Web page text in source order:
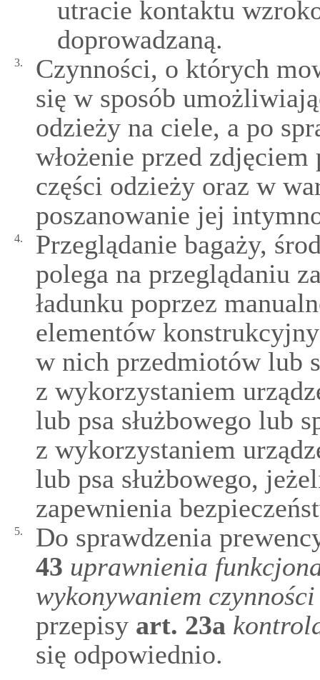
utracie kontaktu
doprowadzaną.
3.
Czynności, o których
się w sposób
odzieży na ciele, a po
włożenie przed zdjęciem
części odzieży oraz w
poszanowanie jej
4.
Przeglądanie bagaży,
polega na przeglądaniu
ładunku poprzez
elementów
w nich przedmiotów lub
z wykorzystaniem
lub psa służbowego lub
z wykorzystaniem
lub psa służbowego,
zapewnienia
5.
Do sprawdzenia
43 uprawnienia
wykonywaniem czynności
przepisy art. 23a
się odpowiednio.